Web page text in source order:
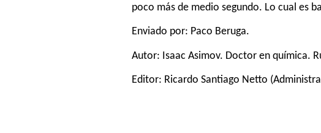
poco más de medio segundo. Lo cual es
Enviado por: Paco Beruga.
Autor: Isaac Asimov. Doctor en química.
Editor: Ricardo Santiago Netto